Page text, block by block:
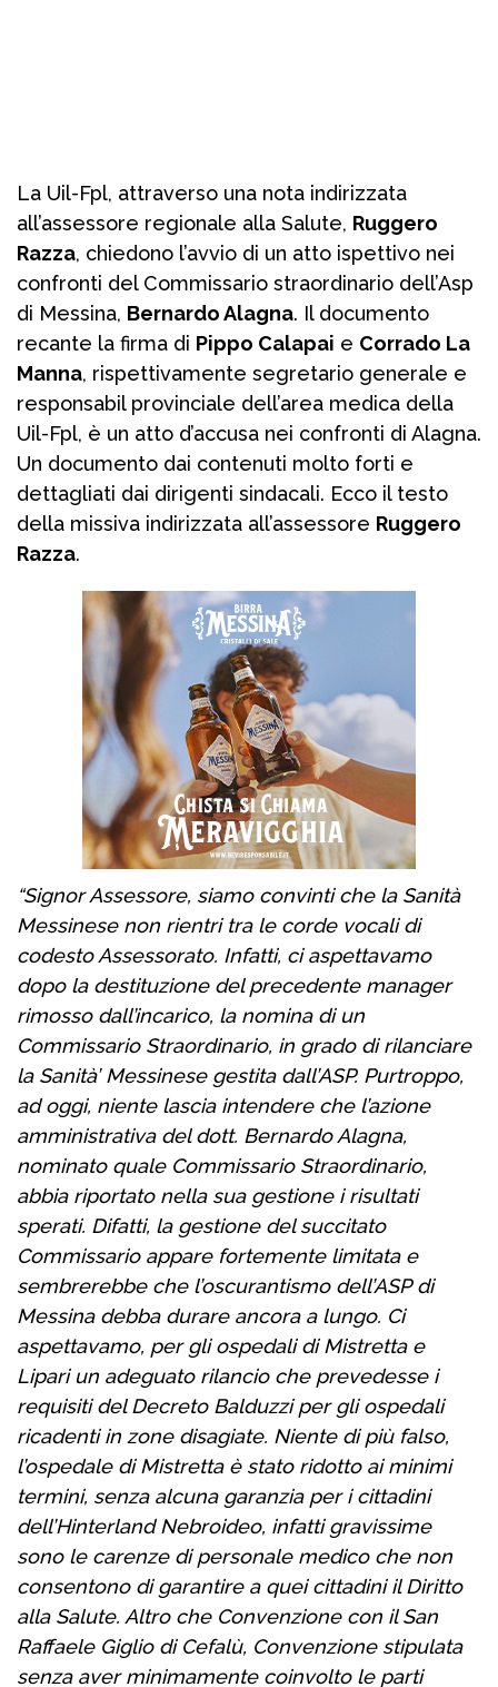
La Uil-Fpl, attraverso una nota indirizzata
all’assessore regionale alla Salute, Ruggero
Razza, chiedono l’avvio di un atto ispettivo nei
confronti del Commissario straordinario dell’Asp
di Messina, Bernardo Alagna. Il documento
recante la firma di Pippo Calapai e Corrado La
Manna, rispettivamente segretario generale e
responsabil provinciale dell’area medica della
Uil-Fpl, è un atto d’accusa nei confronti di Alagna.
Un documento dai contenuti molto forti e
dettagliati dai dirigenti sindacali. Ecco il testo
della missiva indirizzata all’assessore Ruggero
Razza.
“Signor Assessore, siamo convinti che la Sanità
Messinese non rientri tra le corde vocali di
codesto Assessorato. Infatti, ci aspettavamo
dopo la destituzione del precedente manager
rimosso dall’incarico, la nomina di un
Commissario Straordinario, in grado di rilanciare
la Sanità’ Messinese gestita dall’ASP. Purtroppo,
ad oggi, niente lascia intendere che l’azione
amministrativa del dott. Bernardo Alagna,
nominato quale Commissario Straordinario,
abbia riportato nella sua gestione i risultati
sperati. Difatti, la gestione del succitato
Commissario appare fortemente limitata e
sembrerebbe che l’oscurantismo dell’ASP di
Messina debba durare ancora a lungo. Ci
aspettavamo, per gli ospedali di Mistretta e
Lipari un adeguato rilancio che prevedesse i
requisiti del Decreto Balduzzi per gli ospedali
ricadenti in zone disagiate. Niente di più falso,
l’ospedale di Mistretta è stato ridotto ai minimi
termini, senza alcuna garanzia per i cittadini
dell’Hinterland Nebroideo, infatti gravissime
sono le carenze di personale medico che non
consentono di garantire a quei cittadini il Diritto
alla Salute. Altro che Convenzione con il San
Raffaele Giglio di Cefalù, Convenzione stipulata
senza aver minimamente coinvolto le parti